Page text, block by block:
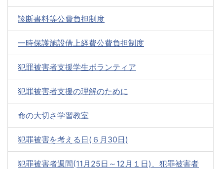
診断書料等公費負担制度
一時保護施設借上経費公費負担制度
犯罪被害者支援学生ボランティア
犯罪被害者支援の理解のために
命の大切さ学習教室
犯罪被害を考える日(６月30日)
犯罪被害者週間(11月25日～12月１日)、犯罪被害者